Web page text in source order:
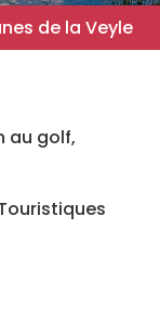
de la Veyle
au golf,